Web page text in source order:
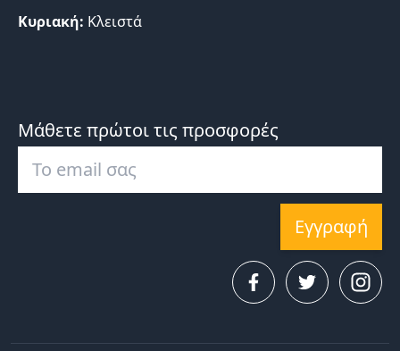
Κυριακή: Κλειστά
Μάθετε πρώτοι τις προσφορές
Εγγραφή